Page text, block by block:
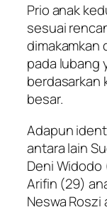
Prio anak
sesuai
dimakamkan
pada lubang
berdasarkan
besar.
Adapun
antara lain
Deni Widodo
Arifin (29)
Neswa Roszi